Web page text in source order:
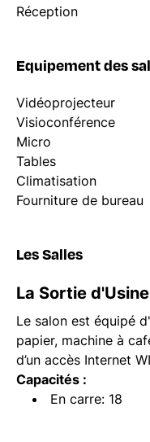
Réception
Equipement des
Vidéoprojecteur
Visioconférence
Micro
Tables
Climatisation
Fourniture de bureau
Les Salles
La Sortie d'Usine
Le salon est équipé
papier, machine à
d’un accès Internet
Capacités :
En carre: 18